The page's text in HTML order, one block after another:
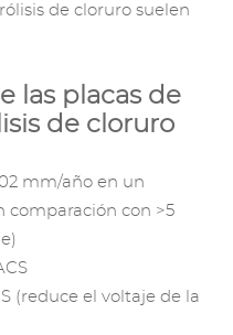
de cloruro suelen
las placas de
de cloruro
mm/año en un
comparación con >5
(reduce el voltaje de la